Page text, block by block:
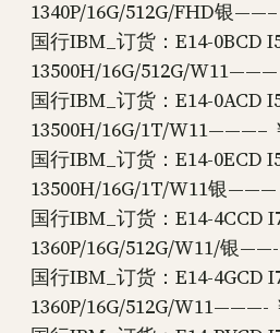
1340P/16G/512G/FHD银
国行IBM_订货：E14-0BCD
13500H/16G/512G/W11———
国行IBM_订货：E14-0ACD
13500H/16G/1T/W11———–
国行IBM_订货：E14-0ECD
13500H/16G/1T/W11银———
国行IBM_订货：E14-4CCD
1360P/16G/512G/W11/银
国行IBM_订货：E14-4GCD
1360P/16G/512G/W11———-